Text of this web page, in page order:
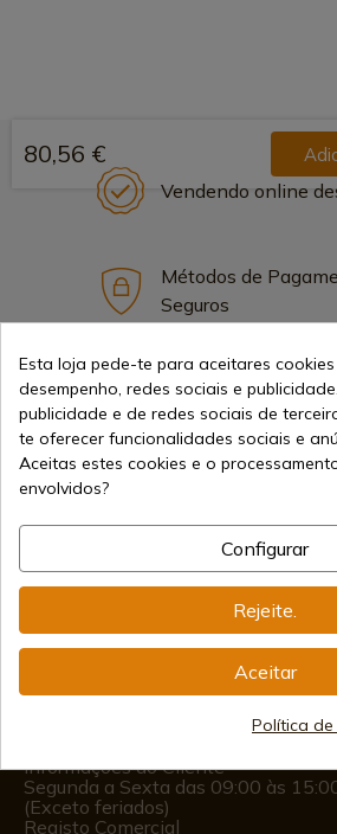
80,56 €
Vendendo online
Métodos de
Seguros
Frete Internacional
info@aceros-de-hispania.com
Informações ao Cliente
Segunda a Sexta das 09:00 às
(Exceto feriados)
Registo Comercial
Esta loja pede-te para aceitares
desempenho, redes sociais e
publicidade e de redes sociais de
te oferecer funcionalidades sociais e
Aceitas estes cookies e o
envolvidos?
Configurar
Rejeite.
Aceitar
Política